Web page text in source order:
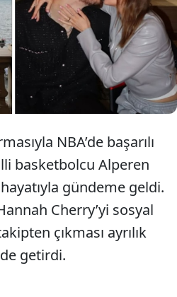
hareket dikkat çekti.
Hannah Cherry’yi
“Ayrıldılar mı?” sorularını
getirdi.
NBA’de başarılı
basketbolcu Alperen
gündeme geldi.
Cherry’yi sosyal
çıkması ayrılık
getirdi.